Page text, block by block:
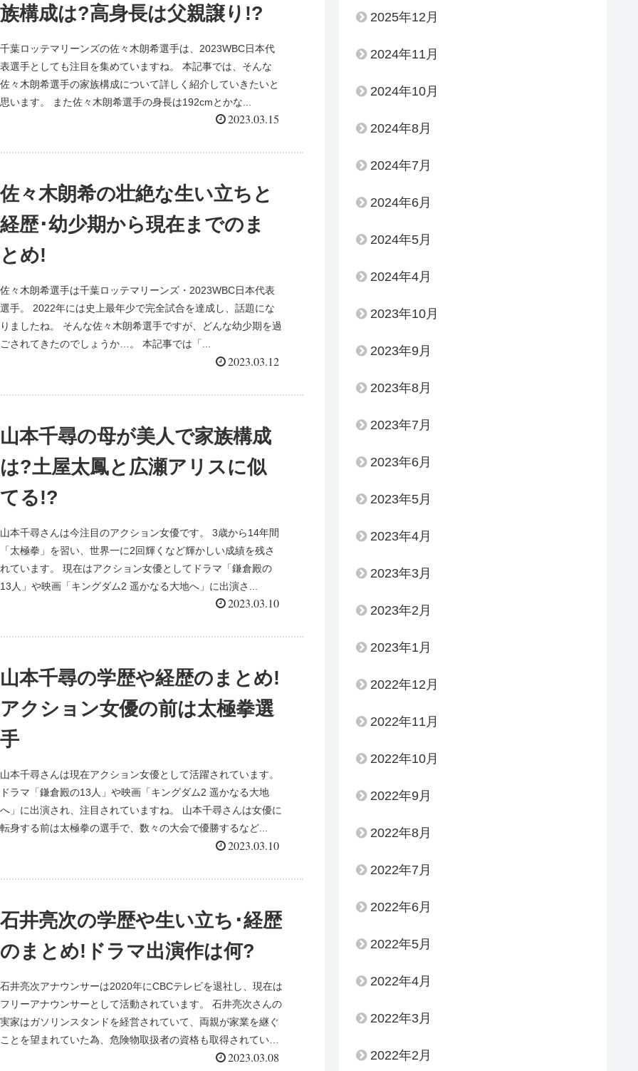
族構成は?高身長は父親譲り!?
千葉ロッテマリーンズの佐々木朗希選手は、2023WBC日本代
表選手としても注目を集めていますね。 本記事では、そんな
佐々木朗希選手の家族構成について詳しく紹介していきたいと
思います。 また佐々木朗希選手の身長は192cmとかな...
2023.03.15
佐々木朗希の壮絶な生い立ちと
経歴･幼少期から現在までのま
とめ!
佐々木朗希選手は千葉ロッテマリーンズ・2023WBC日本代表
選手。 2022年には史上最年少で完全試合を達成し、話題にな
りましたね。 そんな佐々木朗希選手ですが、どんな幼少期を過
ごされてきたのでしょうか…。 本記事では「...
2023.03.12
山本千尋の母が美人で家族構成
は?土屋太鳳と広瀬アリスに似
てる!?
山本千尋さんは今注目のアクション女優です。 3歳から14年間
「太極拳」を習い、世界一に2回輝くなど輝かしい成績を残さ
れています。 現在はアクション女優としてドラマ「鎌倉殿の
13人」や映画「キングダム2 遥かなる大地へ」に出演さ...
2023.03.10
山本千尋の学歴や経歴のまとめ!
アクション女優の前は太極拳選
手
山本千尋さんは現在アクション女優として活躍されています。
ドラマ「鎌倉殿の13人」や映画「キングダム2 遥かなる大地
へ」に出演され、注目されていますね。 山本千尋さんは女優に
転身する前は太極拳の選手で、数々の大会で優勝するなど...
2023.03.10
石井亮次の学歴や生い立ち･経歴
のまとめ!ドラマ出演作は何?
石井亮次アナウンサーは2020年にCBCテレビを退社し、現在は
フリーアナウンサーとして活動されています。 石井亮次さんの
実家はガソリンスタンドを経営されていて、両親が家業を継ぐ
ことを望まれていた為、危険物取扱者の資格も取得されてい
2023.03.08
2025年12月
2024年11月
2024年10月
2024年8月
2024年7月
2024年6月
2024年5月
2024年4月
2023年10月
2023年9月
2023年8月
2023年7月
2023年6月
2023年5月
2023年4月
2023年3月
2023年2月
2023年1月
2022年12月
2022年11月
2022年10月
2022年9月
2022年8月
2022年7月
2022年6月
2022年5月
2022年4月
2022年3月
2022年2月